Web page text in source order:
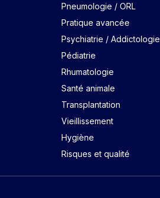
Pneumologie / ORL
Pratique avancée
Psychiatrie / Addictologie
Pédiatrie
Rhumatologie
Santé animale
Transplantation
Vieillissement
Hygiène
Risques et qualité